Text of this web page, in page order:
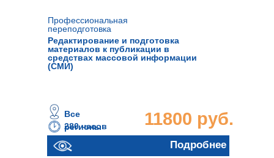
Редактирование и подготовка
материалов к публикации в
средствах массовой информации
(СМИ)
280 часов 11800 руб.
Подробнее
Все
регионы
Профессиональная
переподготовка